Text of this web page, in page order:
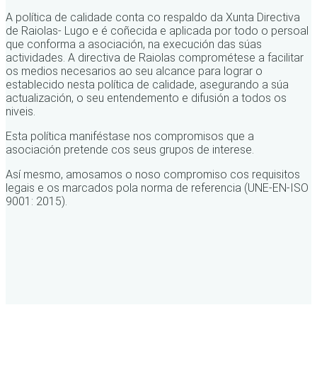
A política de calidade conta co respaldo da Xunta Directiva
de Raiolas- Lugo e é coñecida e aplicada por todo o persoal
que conforma a asociación, na execución das súas
actividades. A directiva de Raiolas comprométese a facilitar
os medios necesarios ao seu alcance para lograr o
establecido nesta política de calidade, asegurando a súa
actualización, o seu entendemento e difusión a todos os
niveis.
Esta política maniféstase nos compromisos que a
asociación pretende cos seus grupos de interese.
Así mesmo, amosamos o noso compromiso cos requisitos
legais e os marcados pola norma de referencia (UNE-EN-ISO
9001: 2015).